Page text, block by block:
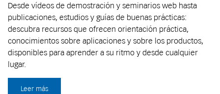
Desde vídeos de demostración y seminarios web hasta
publicaciones, estudios y guías de buenas prácticas:
descubra recursos que ofrecen orientación práctica,
conocimientos sobre aplicaciones y sobre los productos,
disponibles para aprender a su ritmo y desde cualquier
lugar.
Leer más